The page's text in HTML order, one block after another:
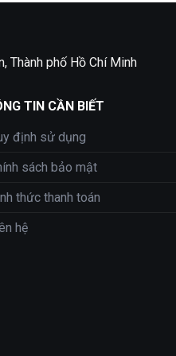
Thành phố Hồ Chí Minh
TIN CẦN BIẾT
định sử dụng
sách bảo mật
thức thanh toán
hệ